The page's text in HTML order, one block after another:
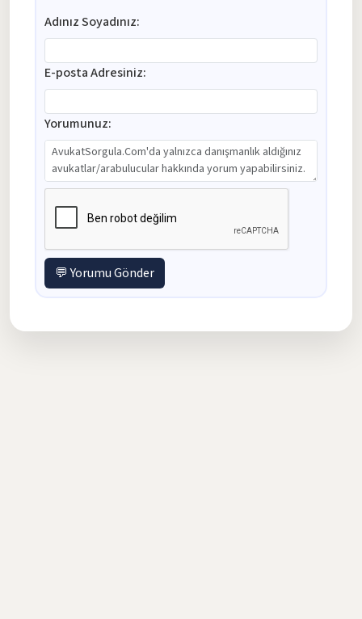
Adınız Soyadınız:
E-posta Adresiniz:
Yorumunuz:
💬 Yorumu Gönder